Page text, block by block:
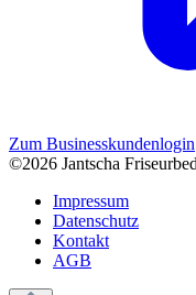
Zum Businesskundenlogin
©2026 Jantscha
Impressum
Datenschutz
Kontakt
AGB